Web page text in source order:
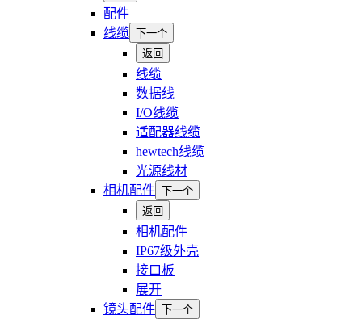
配件
线缆
下一个
返回
线缆
数据线
I/O线缆
适配器线缆
hewtech线缆
光源线材
相机配件
下一个
返回
相机配件
IP67级外壳
接口板
展开
镜头配件
下一个